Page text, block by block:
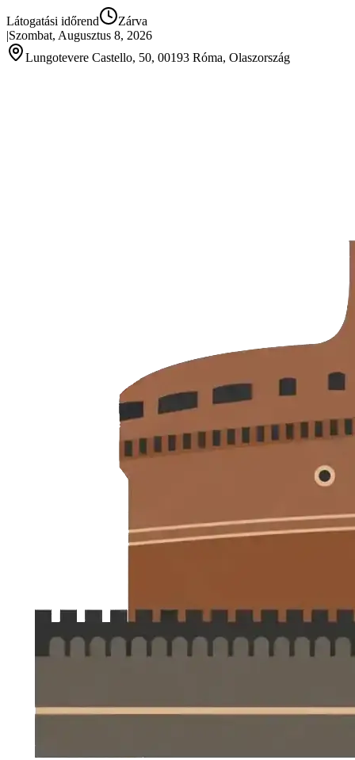
Látogatási időrend
Zárva
|Szombat, Augusztus 8, 2026
Lungotevere Castello, 50, 00193 Róma, Olaszország